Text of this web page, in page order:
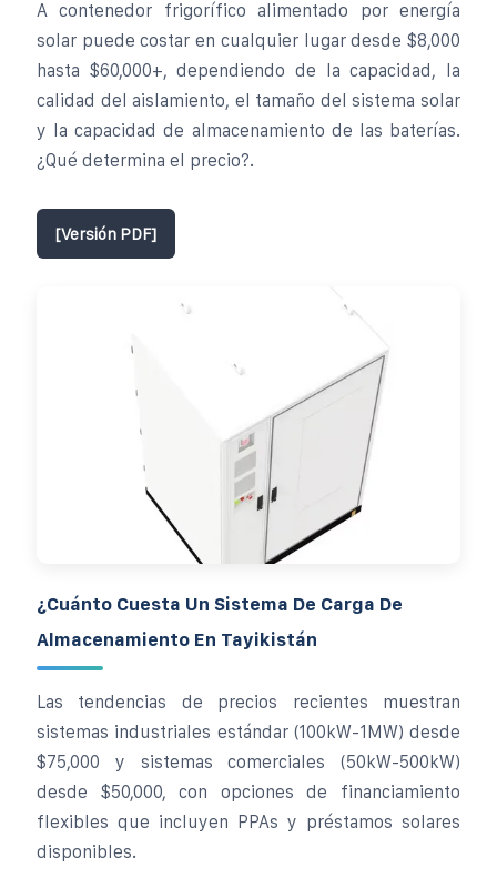
A contenedor frigorífico alimentado por energía
solar puede costar en cualquier lugar desde $8,000
hasta $60,000+, dependiendo de la capacidad, la
calidad del aislamiento, el tamaño del sistema solar
y la capacidad de almacenamiento de las baterías.
¿Qué determina el precio?.
[Versión PDF]
¿Cuánto Cuesta Un Sistema De Carga De
Almacenamiento En Tayikistán
Las tendencias de precios recientes muestran
sistemas industriales estándar (100kW-1MW) desde
$75,000 y sistemas comerciales (50kW-500kW)
desde $50,000, con opciones de financiamiento
flexibles que incluyen PPAs y préstamos solares
disponibles.